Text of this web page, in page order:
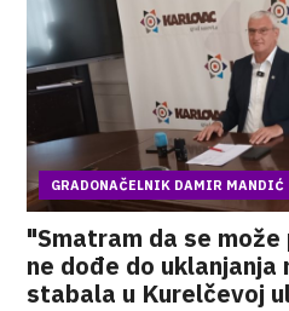
GRADONAČELNIK DAMIR MANDIĆ
"Smatram da se
ne dođe do uklanjanja
stabala u Kurelčevoj